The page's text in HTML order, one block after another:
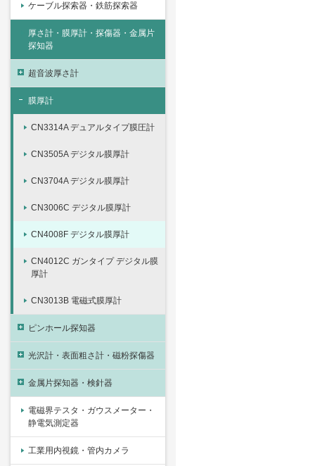
ケーブル探索器・鉄筋探索器
厚さ計・膜厚計・探傷器・金属片
探知器
超音波厚さ計
膜厚計
CN3314A デュアルタイプ膜圧計
CN3505A デジタル膜厚計
CN3704A デジタル膜厚計
CN3006C デジタル膜厚計
CN4008F デジタル膜厚計
CN4012C ガンタイプ デジタル膜
厚計
CN3013B 電磁式膜厚計
ピンホール探知器
光沢計・表面粗さ計・磁粉探傷器
金属片探知器・検針器
電磁界テスタ・ガウスメーター・
静電気測定器
工業用内視鏡・管内カメラ